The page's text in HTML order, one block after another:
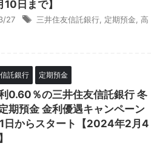
10日まで】
27 三井住友信託銀行 定期預金 高
託銀行 定期預金
0.60％の三井住友信託銀行 冬
期預金 金利優遇キャンペーン
日からスタート【2024年2月4